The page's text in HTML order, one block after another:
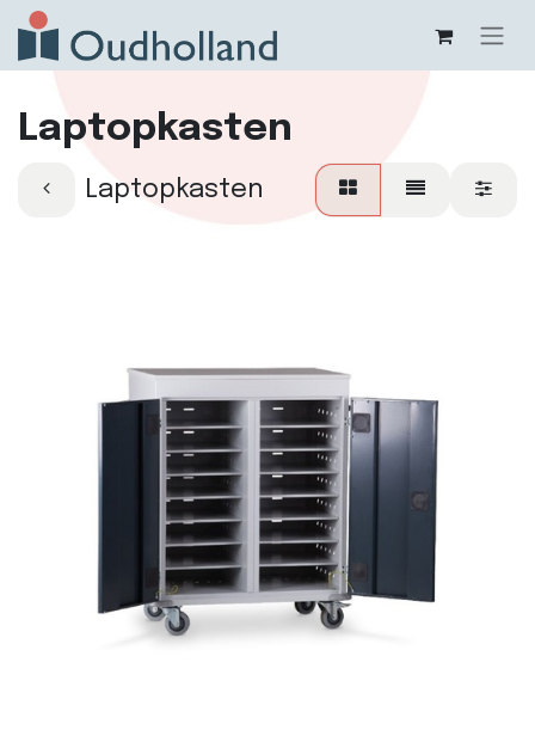
Laptopkasten
Laptopkasten